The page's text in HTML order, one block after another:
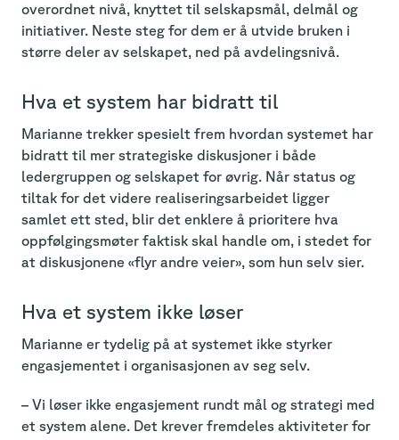
overordnet nivå, knyttet til selskapsmål, delmål og
initiativer. Neste steg for dem er å utvide bruken i
større deler av selskapet, ned på avdelingsnivå.
Hva et system har bidratt til
Marianne trekker spesielt frem hvordan systemet har
bidratt til mer strategiske diskusjoner i både
ledergruppen og selskapet for øvrig. Når status og
tiltak for det videre realiseringsarbeidet ligger
samlet ett sted, blir det enklere å prioritere hva
oppfølgingsmøter faktisk skal handle om, i stedet for
at diskusjonene «flyr andre veier», som hun selv sier.
Hva et system ikke løser
Marianne er tydelig på at systemet ikke styrker
engasjementet i organisasjonen av seg selv.
– Vi løser ikke engasjement rundt mål og strategi med
et system alene. Det krever fremdeles aktiviteter for